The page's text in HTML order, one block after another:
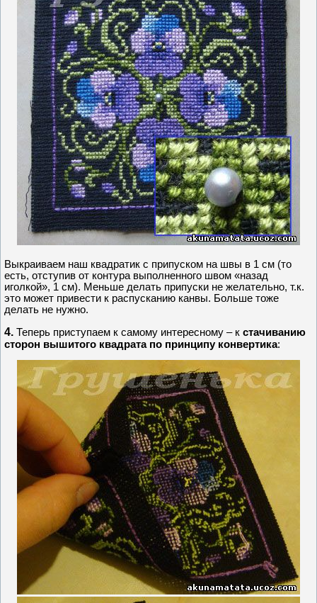
Выкраиваем наш квадратик с припуском на швы в 1 см (то
есть, отступив от контура выполненного швом «назад
иголкой», 1 см). Меньше делать припуски не желательно, т.к.
это может привести к распусканию канвы. Больше тоже
делать не нужно.
4. Теперь приступаем к самому интересному – к стачиванию
сторон вышитого квадрата по принципу конвертика: